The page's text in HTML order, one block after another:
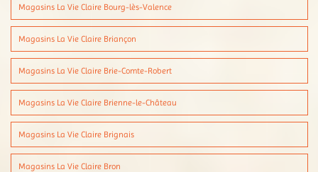
Magasins La Vie Claire Bourg-lès-Valence
Magasins La Vie Claire Briançon
Magasins La Vie Claire Brie-Comte-Robert
Magasins La Vie Claire Brienne-le-Château
Magasins La Vie Claire Brignais
Magasins La Vie Claire Bron